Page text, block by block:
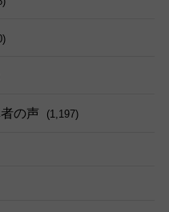
の声 (1,197)